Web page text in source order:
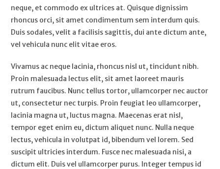
neque, et commodo ex ultrices at. Quisque dignissim
rhoncus orci, sit amet condimentum sem interdum quis.
Duis sodales, velit a facilisis sagittis, dui ante dictum ante,
vel vehicula nunc elit vitae eros.
Vivamus ac neque lacinia, rhoncus nisl ut, tincidunt nibh.
Proin malesuada lectus elit, sit amet laoreet mauris
rutrum faucibus. Nunc tellus tortor, ullamcorper nec auctor
ut, consectetur nec turpis. Proin feugiat leo ullamcorper,
lacinia magna ut, luctus magna. Maecenas erat nisl,
tempor eget enim eu, dictum aliquet nunc. Nulla neque
lectus, vehicula in volutpat id, bibendum vel lorem. Sed
suscipit ultricies interdum. Fusce nec malesuada nisi, a
dictum elit. Duis vel ullamcorper purus. Integer tempus id